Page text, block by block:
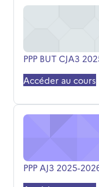
PPP BUT CJA3
Nom du cours
PPP BUT CJA3
Accéder au cours
PPP AJ3 2025-2026
Nom du cours
PPP AJ3 2025-